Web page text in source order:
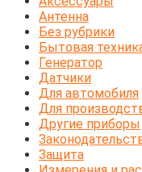
Антенна
Без рубрики
Бытовая
Генератор
Датчики
Для автомобиля
Для
Другие приборы
Защита